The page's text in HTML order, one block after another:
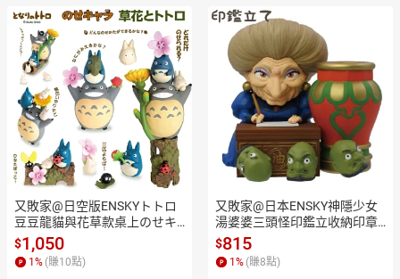
meire、Affter Effects、DaVinc
i、Audition、C4D等聲音影像
編輯軟體【全館299超取免
運】【APP下單再享9%點數回
饋】
運】【APP下單點數4倍送】
又敗家@日空版ENSKYトトロ
豆豆龍貓與花草款桌上のせキ
ャラ疊疊樂公仔手辦NOS-83
(挑戰堆疊平衡感)宮崎駿吉卜
力TOTORO模型【全館299超取
$1,050
1% (賺10點)
又敗家@日本ENSKY神隱少女
湯婆婆三頭怪印鑑立收納印章
台座IPS-01吉卜力宮崎駿千と
千尋の神隠しPVC療癒模型公
仔】【APP下單點數4倍送】
$815
1% (賺8點)